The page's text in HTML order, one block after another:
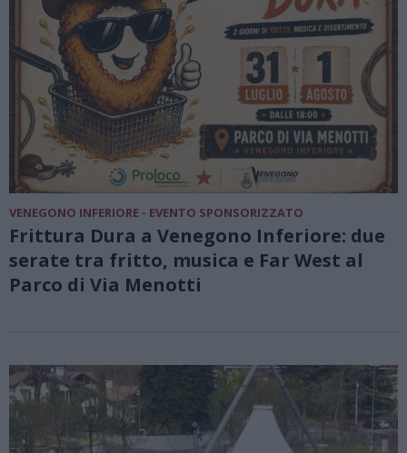
VENEGONO INFERIORE - EVENTO SPONSORIZZATO
Frittura Dura a Venegono Inferiore: due
serate tra fritto, musica e Far West al
Parco di Via Menotti